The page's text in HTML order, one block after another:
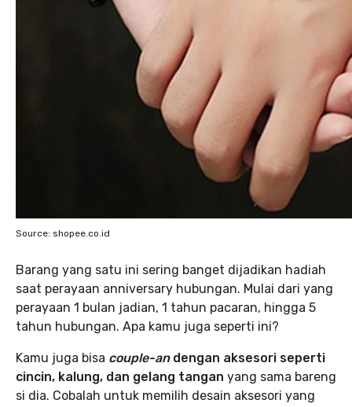
Source: shopee.co.id
Barang yang satu ini sering banget dijadikan hadiah
saat perayaan anniversary hubungan. Mulai dari yang
perayaan 1 bulan jadian, 1 tahun pacaran, hingga 5
tahun hubungan. Apa kamu juga seperti ini?
Kamu juga bisa couple-andengan aksesori seperti
cincin, kalung, dan gelang tangan yang sama bareng
si dia. Cobalah untuk memilih desain aksesori yang